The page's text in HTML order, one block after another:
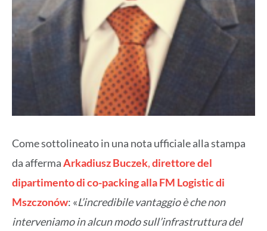
Come sottolineato in una nota ufficiale alla stampa
da affermaArkadiusz Buczek,direttore del
dipartimento di co-packing alla FM Logistic di
Mszczonów: «L’incredibile vantaggio è che non
interveniamo in alcun modo sull’infrastruttura del